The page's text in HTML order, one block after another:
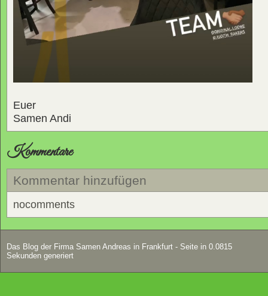
Euer
Samen Andi
Kommentare
Kommentar hinzufügen
nocomments
Das Blog der Firma Samen Andreas in Frankfurt - Seite in 0.0815
Sekunden generiert